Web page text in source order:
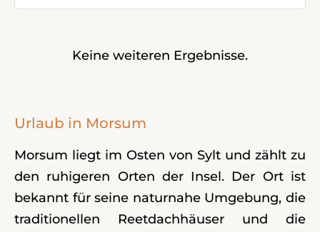
Keine weiteren Ergebnisse.
Urlaub in Morsum
Morsum liegt im Osten von Sylt und zählt zu
den ruhigeren Orten der Insel. Der Ort ist
bekannt für seine naturnahe Umgebung, die
traditionellen Reetdachhäuser und die